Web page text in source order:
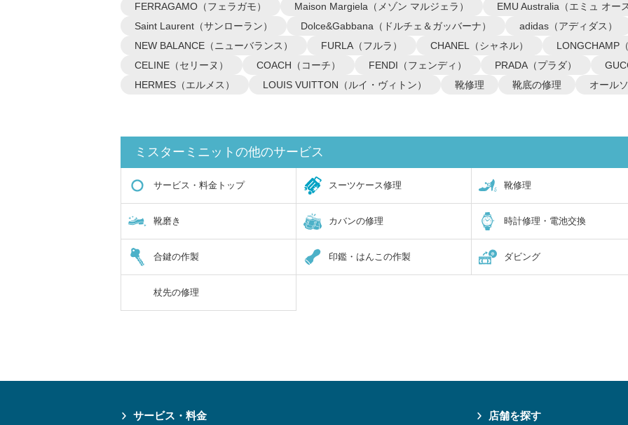
FERRAGAMO（フェラガモ）
Maison Margiela（メゾン マルジェラ）
EMU Australia（エミュ オー
Saint Laurent（サンローラン）
Dolce&Gabbana（ドルチェ＆ガッバーナ）
adidas（アディダス）
NEW BALANCE（ニューバランス）
FURLA（フルラ） CHANEL（シャネル）
LONGCHAMP
CELINE（セリーヌ）
COACH（コーチ） FENDI（フェンディ） PRADA（プラダ）
HERMES（エルメス）
LOUIS VUITTON（ルイ・ヴィトン） 靴修理 靴底の修理 オール
ミスターミニットの他のサービス
サービス・料金トップ スーツケース修理 靴修理
靴磨き カバンの修理 時計修理・電池交換
合鍵の作製 印鑑・はんこの作製 ダビング
杖先の修理
サービス・料金
店舗を探す